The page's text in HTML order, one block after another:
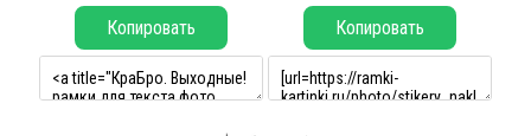
Копировать Копировать